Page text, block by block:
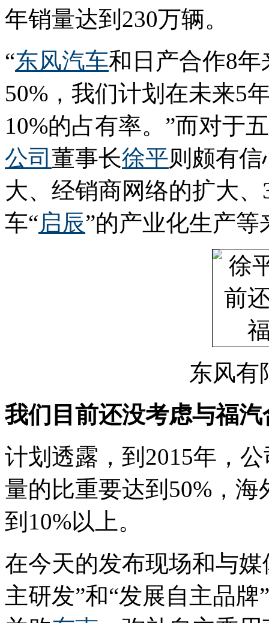
年销量达到230万辆。
“东风汽车和日产合作8
50%，我们计划在未来5
10%的占有率。”而对于
公司 董事长徐平则颇有
大、经销商网络的扩大、
车“启辰”的产业化生产等
东风有
我们目前还没考虑与福汽
计划透露，到2015年，
量的比重要达到50%，
到10%以上。
在今天的发布现场和与
主研发”和“发展自主品